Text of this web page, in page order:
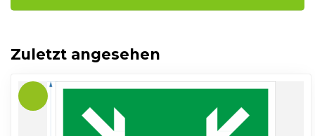
Zuletzt angesehen